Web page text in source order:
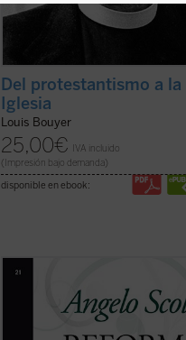
Del protestantismo a la
Iglesia
Louis Bouyer
25,00€ IVA incluido
(Impresión bajo demanda)
disponible en ebook:
visibles en la historia de la Iglesia.
embargo, su recepción, todavía